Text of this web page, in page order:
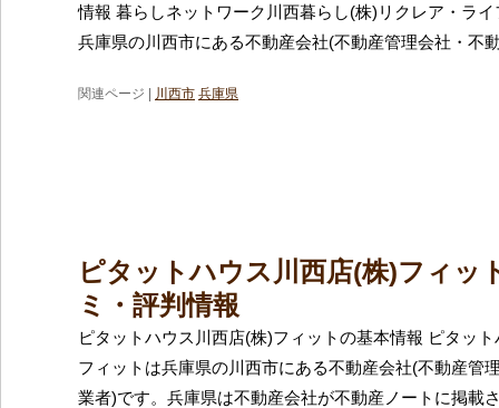
情報 暮らしネットワーク川西暮らし(株)リクレア・ラ
兵庫県の川西市にある不動産会社(不動産管理会社・不
関連ページ | 川西市 兵庫県
ピタットハウス川西店(株)フィッ
ミ・評判情報
ピタットハウス川西店(株)フィットの基本情報 ピタッ
フィットは兵庫県の川西市にある不動産会社(不動産管
業者)です。兵庫県は不動産会社が不動産ノートに掲載